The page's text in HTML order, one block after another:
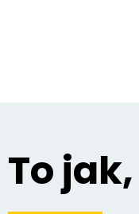
To